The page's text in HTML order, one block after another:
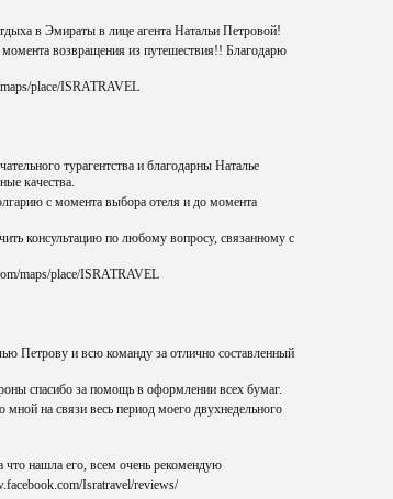
в Эмираты в лице агента Натальи Петровой!
момента возвращения из путешествия!! Благодарю
place/ISRATRAVEL
турагентства и благодарны Наталье
качества.
с момента выбора отеля и до момента
консультацию по любому вопросу, связанному с
maps/place/ISRATRAVEL
Петрову и всю команду за отлично составленный
спасибо за помощь в оформлении всех бумаг.
мной на связи весь период моего двухнедельного
что нашла его, всем очень рекомендую
Isratravel/reviews/